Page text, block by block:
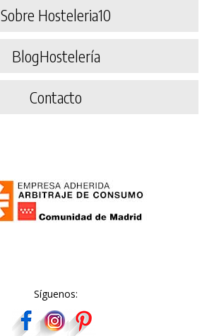
Sobre Hosteleria10
BlogHostelería
Contacto
Síguenos: